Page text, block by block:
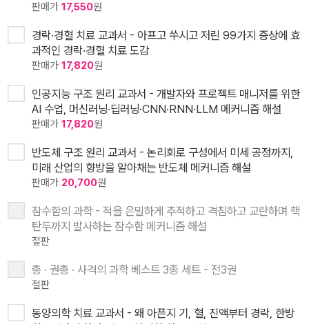
판매가 17,550원
경락·경혈 치료 교과서 - 아프고 쑤시고 저린 99가지 증상에 효
과적인 경락·경혈 치료 도감
판매가 17,820원
인공지능 구조 원리 교과서 - 개발자와 프로젝트 매니저를 위한
AI 수업, 머신러닝·딥러닝·CNN·RNN·LLM 메커니즘 해설
판매가 17,820원
반도체 구조 원리 교과서 - 논리회로 구성에서 미세 공정까지,
미래 산업의 향방을 알아채는 반도체 메커니즘 해설
판매가 20,700원
잠수함의 과학 - 적을 은밀하게 추적하고 격침하고 교란하며 핵
탄두까지 발사하는 잠수함 메커니즘 해설
절판
총 · 권총 · 사격의 과학 베스트 3종 세트 - 전3권
절판
동양의학 치료 교과서 - 왜 아픈지 기, 혈, 진액부터 경락, 한방